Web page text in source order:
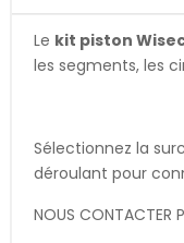
Le kit piston
les segments, les
Sélectionnez la
déroulant pour
NOUS CONTACTER